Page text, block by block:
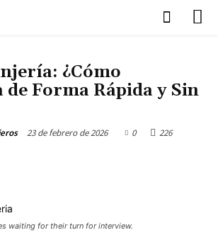
¿Cómo
de Forma Rápida y Sin
23 de febrero de 2026 0 226
waiting for their turn for interview.